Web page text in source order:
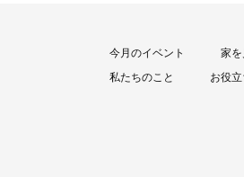
今月のイベント 家を
私たちのこと
お役